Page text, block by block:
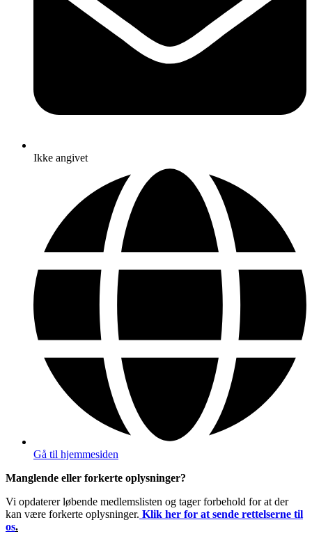
Ikke angivet
Gå til hjemmesiden
Manglende eller forkerte oplysninger?
Vi opdaterer løbende medlemslisten og tager forbehold for at der
kan være forkerte oplysninger. Klik her for at sende rettelserne til
os.